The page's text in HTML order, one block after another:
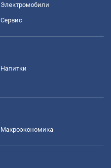
Электромобили
Сервис
Напитки
Mакроэкономика